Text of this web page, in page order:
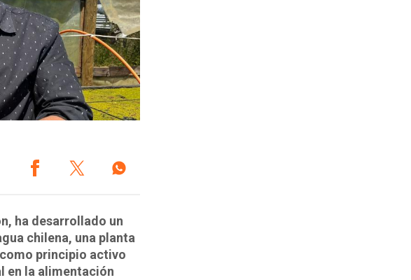
ha desarrollado un
chilena, una planta
principio activo
en la alimentación